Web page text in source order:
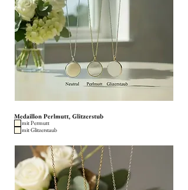
Medaillon Perlmutt, Glitzerstub
mit Permutt
mit Glitzerstaub